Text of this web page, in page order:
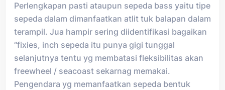
Perlengkapan pasti ataupun sepeda bass yaitu tipe
sepeda dalam dimanfaatkan atlit tuk balapan dalam
terampil. Jua hampir sering diidentifikasi bagaikan
“fixies, inch sepeda itu punya gigi tunggal
selanjutnya tentu yg membatasi fleksibilitas akan
freewheel / seacoast sekarnag memakai.
Pengendara yg memanfaatkan sepeda bentuk